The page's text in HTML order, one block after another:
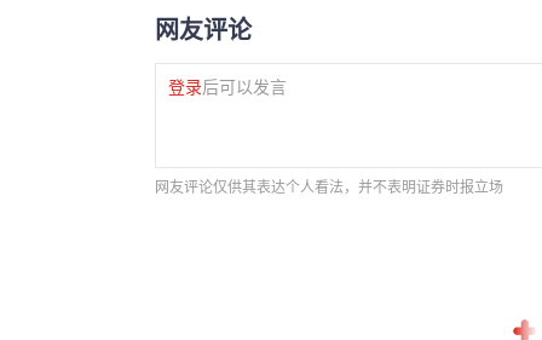
网友评论
登录后可以发言
网友评论仅供其表达个人看法，并不表明证券时报立场